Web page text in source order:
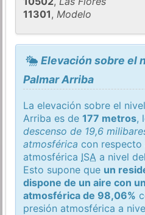
11301,Modelo
Elevación sobre el
Palmar Arriba
La elevación sobre el
Arriba es de177 metros,
descenso de 19,6
atmosférica con respecto
atmosférica ISA a nivel
Esto supone que un
dispone de un aire con
atmosférica de 98,06%
presión atmosférica a